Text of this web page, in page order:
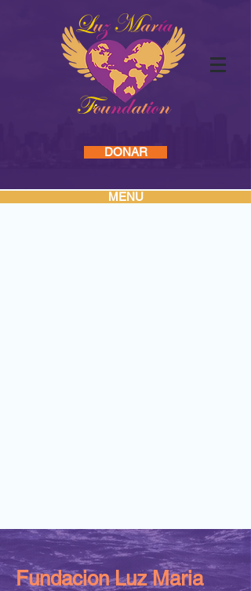
Log In
INICIO
DONAR
MENU
Fundacion Luz Maria